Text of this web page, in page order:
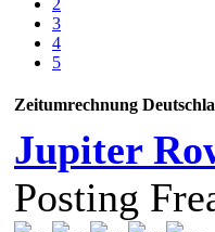
3
4
5
Zeitumrechnung
Jupiter
Posting